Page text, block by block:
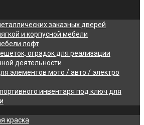
заказных дверей
и корпусной мебели
лофт
оградок для реализации
деятельности
элементов мото / авто / электро
инвентаря под ключ для
краска